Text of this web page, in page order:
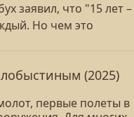
заявил, что "15 лет –
Но чем это
(2025)
первые полеты в